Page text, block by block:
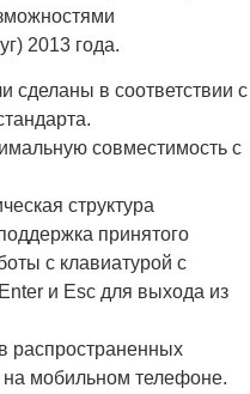
2013 года.
сделаны в соответствии с
совместимость с
структура
принятого
с клавиатурой с
и Esc для выхода из
распространенных
на мобильном телефоне.